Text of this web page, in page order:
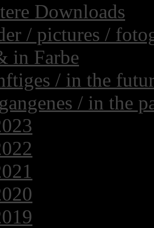
Downloads
/ pictures /
in Farbe
/ in the
/ in the